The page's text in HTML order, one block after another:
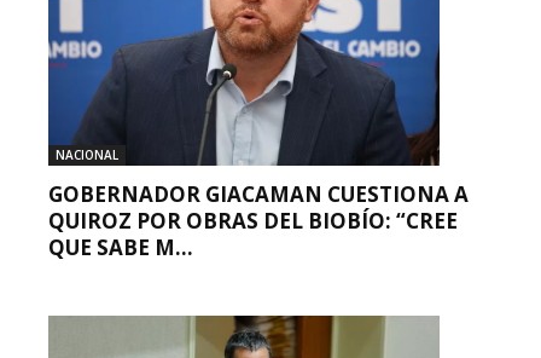
NACIONAL
GOBERNADOR GIACAMAN CUESTIONA A
QUIROZ POR OBRAS DEL BIOBÍO: “CREE
QUE SABE M...